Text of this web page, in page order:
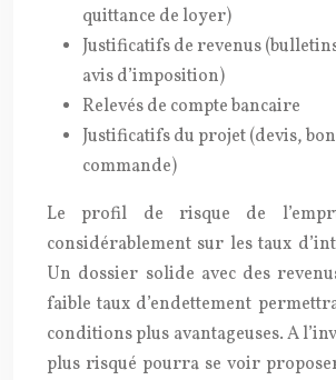
quittance de loyer)
Justificatifs de revenus
avis d’imposition)
Relevés de compte bancaire
Justificatifs du projet (devis,
commande)
Le profil de risque de
considérablement sur les taux
Un dossier solide avec des
faible taux d’endettement
conditions plus avantageuses. A
plus risqué pourra se voir